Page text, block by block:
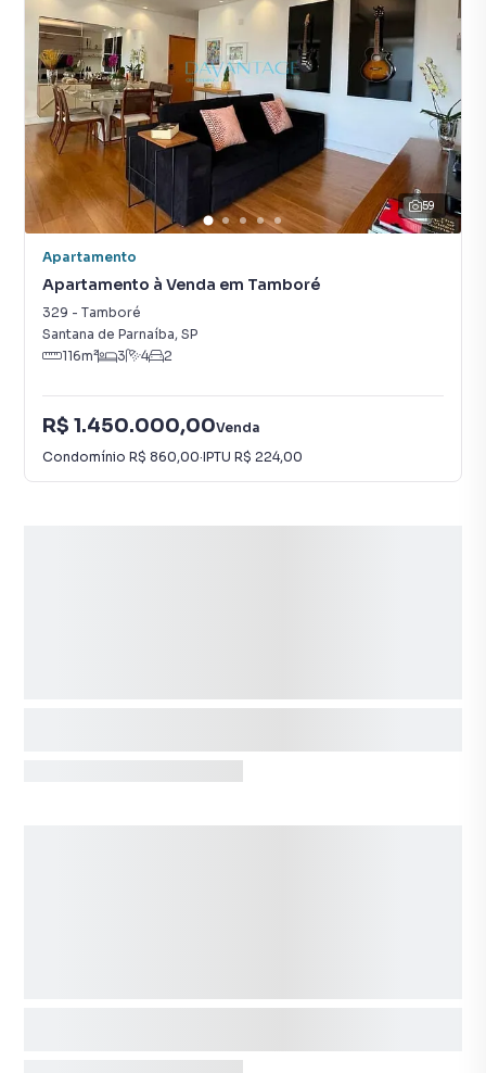
59
Apartamento
Apartamento à Venda em Tamboré
329 - Tamboré
Santana de Parnaíba, SP
116m² 3 4 2
R$ 1.450.000,00Venda
Condomínio R$ 860,00·IPTU R$ 224,00